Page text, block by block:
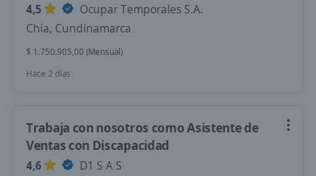
4,5
Ocupar Temporales S.A.
Chía, Cundinamarca
$ 1.750.905,00 (Mensual)
Hace 2 días
Trabaja con nosotros como Asistente de
Ventas con Discapacidad
4,6
D1 S A S